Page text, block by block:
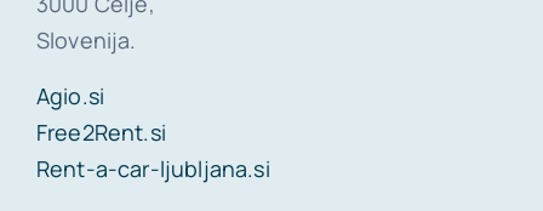
Slovenija.
Agio.si
Free2Rent.si
Rent-a-car-ljubljana.si